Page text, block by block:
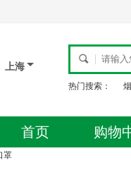
上海
热门搜索： 烟
首页 购物
罩